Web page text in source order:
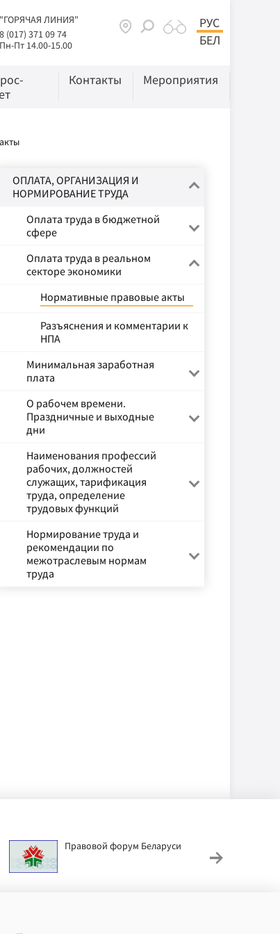
"ГОРЯЧАЯ ЛИНИЯ"
8 (017) 371 09 74
Пн-Пт 14.00-15.00
РУС
БЕЛ
Контакты Мероприятия
ОПЛАТА, ОРГАНИЗАЦИЯ И
НОРМИРОВАНИЕ ТРУДА
Оплата труда в бюджетной
сфере
Оплата труда в реальном
секторе экономики
Нормативные правовые акты
Разъяснения и комментарии к
НПА
Минимальная заработная
плата
О рабочем времени.
Праздничные и выходные
дни
Наименования профессий
рабочих, должностей
служащих, тарификация
труда, определение
трудовых функций
Нормирование труда и
рекомендации по
межотраслевым нормам
труда
Правовой форум Беларуси